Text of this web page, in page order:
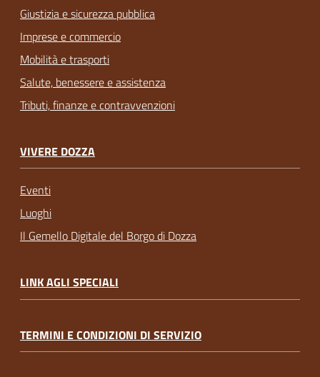
Giustizia e sicurezza pubblica
Imprese e commercio
Mobilità e trasporti
Salute, benessere e assistenza
Tributi, finanze e contravvenzioni
VIVERE DOZZA
Eventi
Luoghi
Il Gemello Digitale del Borgo di Dozza
LINK AGLI SPECIALI
TERMINI E CONDIZIONI DI SERVIZIO